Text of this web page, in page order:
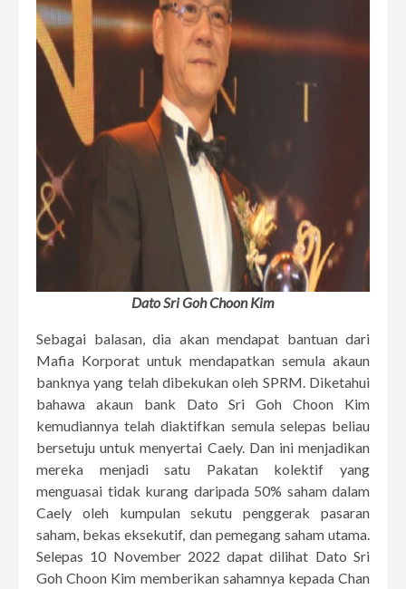
Dato Sri Goh Choon Kim
Sebagai balasan, dia akan mendapat bantuan dari
Mafia Korporat untuk mendapatkan semula akaun
banknya yang telah dibekukan oleh SPRM. Diketahui
bahawa akaun bank Dato Sri Goh Choon Kim
kemudiannya telah diaktifkan semula selepas beliau
bersetuju untuk menyertai Caely. Dan ini menjadikan
mereka menjadi satu Pakatan kolektif yang
menguasai tidak kurang daripada 50% saham dalam
Caely oleh kumpulan sekutu penggerak pasaran
saham, bekas eksekutif, dan pemegang saham utama.
Selepas 10 November 2022 dapat dilihat Dato Sri
Goh Choon Kim memberikan sahamnya kepada Chan